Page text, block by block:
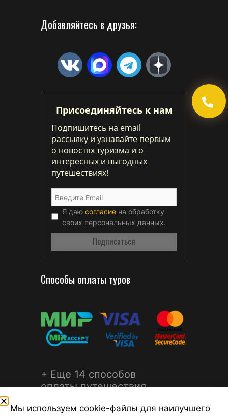
Добавляйтесь в друзья:
Присоединяйтесь к нам
Подпишитесь на email
рассылку и узнавайте первым
о новостях туризма и о
интересных и выгодных
путешествиях!
Я даю согласие на обработку
своих персональных данных.
Способы оплаты туров
+ Еще 14 способов
оплаты путешествия
Мы используем cookie-файлы для наилучшего